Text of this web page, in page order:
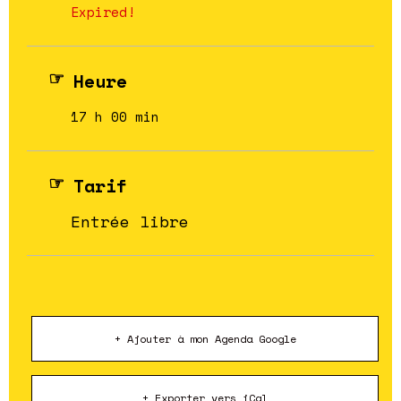
Expired!
Heure
17 h 00 min
Tarif
Entrée libre
+ Ajouter à mon Agenda Google